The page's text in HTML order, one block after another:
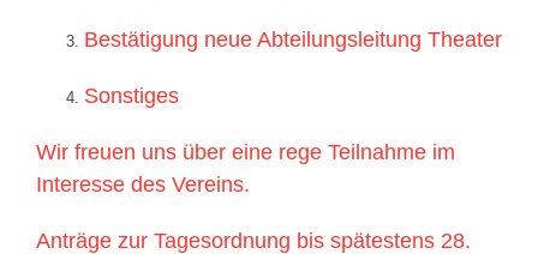
Bestätigung neue Abteilungsleitung Theater
Sonstiges
Wir freuen uns über eine rege Teilnahme im
Interesse des Vereins.
Anträge zur Tagesordnung bis spätestens 28.